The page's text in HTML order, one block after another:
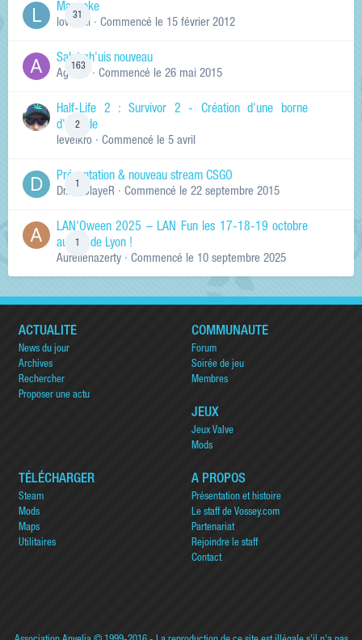
31
Manneke
lowskill · Commencé le 15 février 2012
163
Salut ch'uis nouveau
Ag0Nie · Commencé le 26 mai 2015
2
Half-Life 2 : Survivor 2 - Création d'une borne
d'arcade
levelkro · Commencé le 5 avril
1
Présentation & nouveau stream CSGO
Dr.KinSlayeR · Commencé le 22 septembre 2015
1
LAN'Oween 2025 – LAN Fun les 17-18-19 octobre
au sud de Lyon !
Aurelienazerty · Commencé le 10 septembre 2025
ACTUALITÉ
News du jour
Archives
Rechercher
Proposer une actu
COMMUNAUTÉ
Forum
Soirée de jeu
Membres
JEUX
Jeux Valve
Mods
TÉLÉCHARGER
Steam
Mods
Maps
Utilitaires
A PROPOS
Présentation et histoire
Le staff de Vossey.com
Partenariat
Rejoindre le staff
Contact